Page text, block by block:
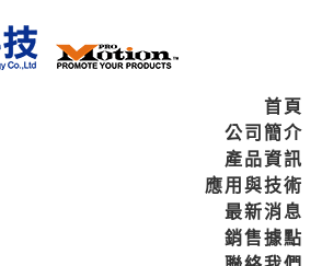
首頁
公司簡介
產品資訊
應用與技術
最新消息
銷售據點